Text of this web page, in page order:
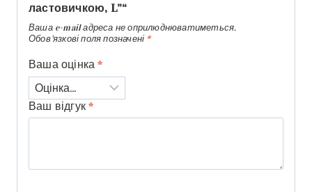
ластовичкою, L”“
Ваша e-mail адреса не оприлюднюватиметься.
Обов’язкові поля позначені *
Ваша оцінка*
Ваш відгук*